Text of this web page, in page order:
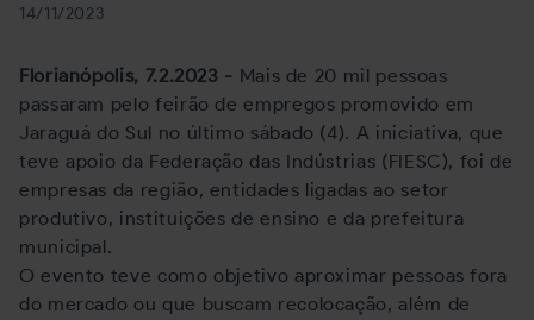
14/11/2023
Florianópolis, 7.2.2023 - Mais de 20 mil pessoas
passaram pelo feirão de empregos promovido em
Jaraguá do Sul no último sábado (4). A iniciativa, que
teve apoio da Federação das Indústrias (FIESC), foi de
empresas da região, entidades ligadas ao setor
produtivo, instituições de ensino e da prefeitura
municipal.
O evento teve como objetivo aproximar pessoas fora
do mercado ou que buscam recolocação, além de